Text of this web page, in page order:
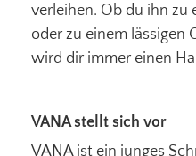
verleihen. Ob du ihn zu
oder zu einem lässigen
wird dir immer einen
VANA stellt sich vor
VANA ist ein junges